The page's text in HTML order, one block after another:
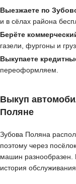
Выезжаете по
и в сёлах района
Берёте
газели, фургоны и
Выкупаете
переоформляем.
Выкуп
Поляне
Зубова Поляна
поэтому через
машин разнообразен.
история обслуживания.